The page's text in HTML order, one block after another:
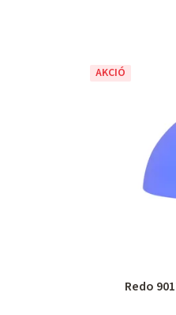
AKCIÓ
Redo